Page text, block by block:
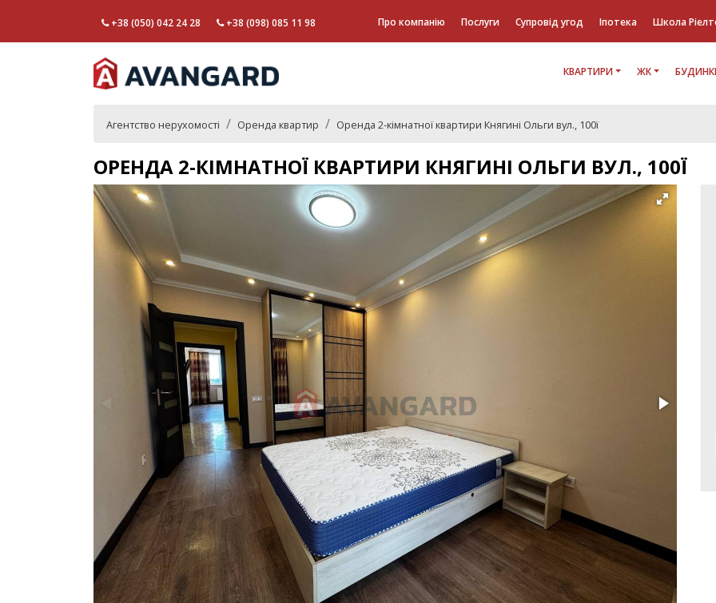
+38 (050) 042 24 28 +38 (098) 085 11 98 Про компанію Послуги Супровід угод Іпотека Школа
КВАРТИРИ ЖК
Агентство нерухомості Оренда квартир Оренда 2-кімнатної квартири Княгині Ольги вул., 100ї
ОРЕНДА 2-КІМНАТНОЇ КВАРТИРИ КНЯГИНІ ОЛЬГИ ВУЛ., 100Ї